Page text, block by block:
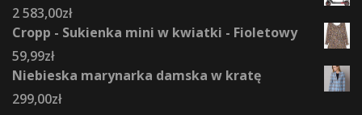
2 583,00zł
Cropp - Sukienka mini w kwiatki - Fioletowy
59,99zł
Niebieska marynarka damska w kratę
299,00zł